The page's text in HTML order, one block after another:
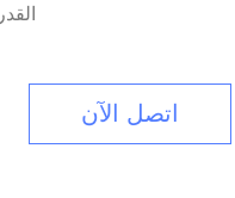
اتصل الآن